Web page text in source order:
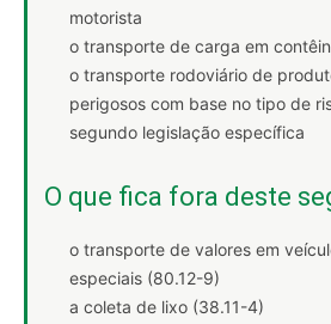
motorista
o transporte de carga em
o transporte rodoviário de
perigosos com base no tipo de
segundo legislação específica
O que fica fora deste
o transporte de valores em
especiais (80.12-9)
a coleta de lixo (38.11-4)